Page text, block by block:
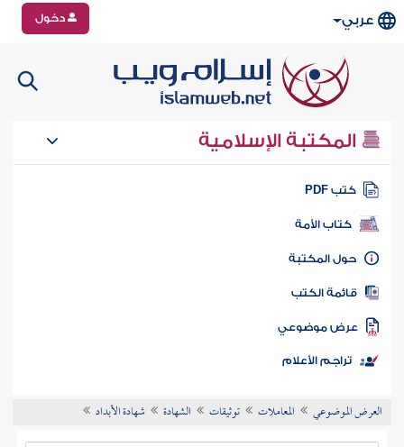
عربي دخول
المكتبة الإسلامية
كتب PDF
كتاب الأمة
المكتبة
الكتب
موضوعي
تراجم الأعلام
العرض الموضوعي المعاملات توثيقات الشهادة شهادة الأبداد